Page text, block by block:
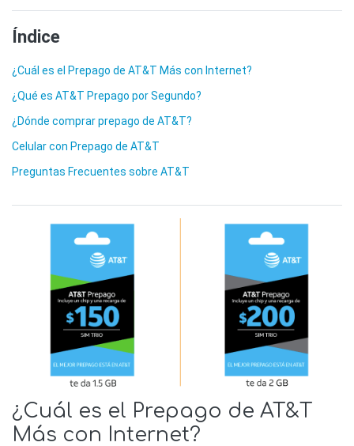
Índice
¿Cuál es el Prepago de AT&T Más con Internet?
¿Qué es AT&T Prepago por Segundo?
¿Dónde comprar prepago de AT&T?
Celular con Prepago de AT&T
Preguntas Frecuentes sobre AT&T
¿Cuál es el Prepago de AT&T
Más con Internet?